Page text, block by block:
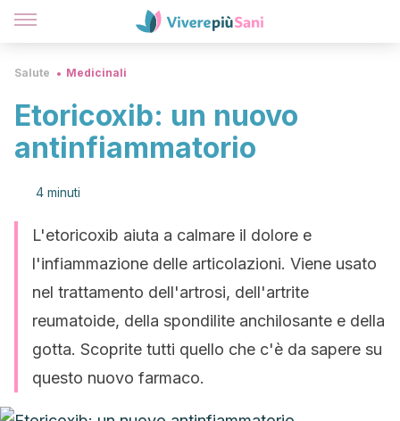
Salute Medicinali
Etoricoxib: un nuovo
antinfiammatorio
4 minuti
L'etoricoxib aiuta a calmare il dolore e
l'infiammazione delle articolazioni. Viene usato
nel trattamento dell'artrosi, dell'artrite
reumatoide, della spondilite anchilosante e della
gotta. Scoprite tutti quello che c'è da sapere su
questo nuovo farmaco.